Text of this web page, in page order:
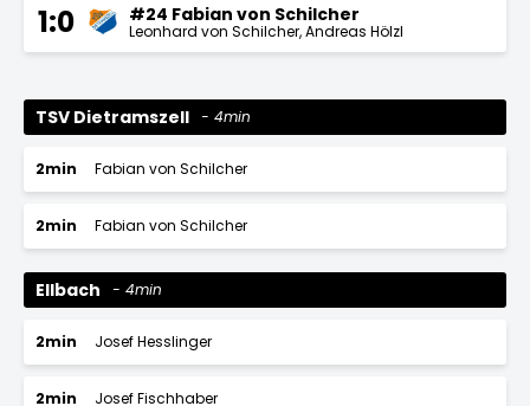
1:0 #24 Fabian von Schilcher
Leonhard von Schilcher Andreas Hölzl
TSV Dietramszell 4min
2min Fabian von Schilcher
2min Fabian von Schilcher
Ellbach 4min
2min Josef Hesslinger
2min Josef Fischhaber